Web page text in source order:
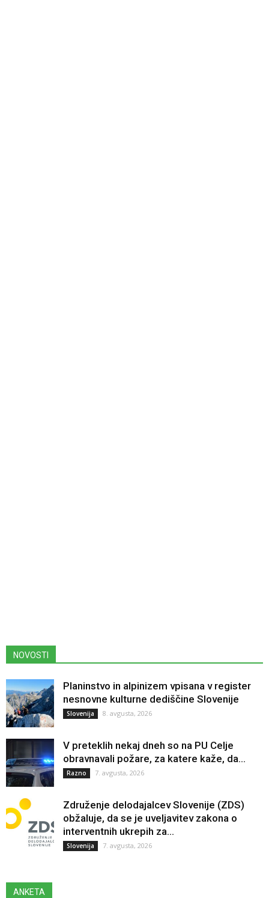
NOVOSTI
Planinstvo in alpinizem vpisana v register
nesnovne kulturne dediščine Slovenije
Slovenija 8. avgusta, 2026
V preteklih nekaj dneh so na PU Celje
obravnavali požare, za katere kaže, da...
Razno 7. avgusta, 2026
Združenje delodajalcev Slovenije (ZDS)
obžaluje, da se je uveljavitev zakona o
interventnih ukrepih za...
Slovenija 7. avgusta, 2026
ANKETA